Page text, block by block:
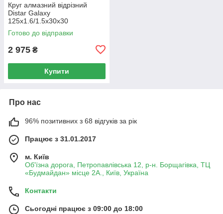
Круг алмазний вiдрiзний
Distar Galaxy
125x1.6/1.5x30x30
Готово до відправки
2 975 ₴
Купити
Про нас
96% позитивних з 68 відгуків за рік
Працює з 31.01.2017
м. Київ
Об'їзна дорога, Петропавлівська 12, р-н. Борщагівка, ТЦ
«Будмайдан» місце 2А., Київ, Україна
Контакти
Сьогодні працює з 09:00 до 18:00